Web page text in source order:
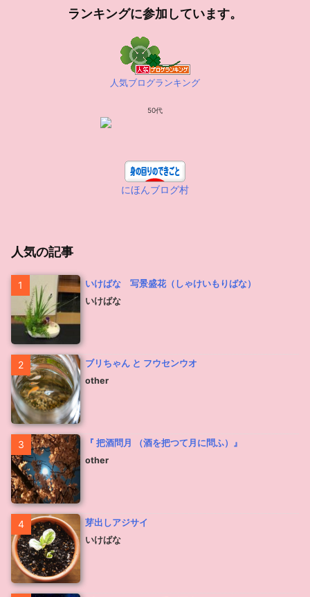
ランキングに参加しています。
人気ブログランキング
50代
にほんブログ村
人気の記事
1
いけばな 写景盛花（しゃけいもりばな）
いけばな
2
ブリちゃん と フウセンウオ
other
3
『 把酒問月 （酒を把つて月に問ふ）』
other
4
芽出しアジサイ
いけばな